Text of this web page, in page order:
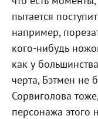
пытается
например,
кого-нибудь
как у
черта, Бэтмен не
Сорвиголова
персонажа этого